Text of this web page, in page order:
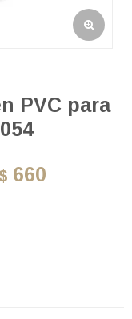
PVC para
660